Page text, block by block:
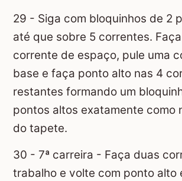
29 - Siga com bloquinhos de 2
até que sobre 5 correntes.
corrente de espaço, pule uma
base e faça ponto alto nas 4
restantes formando um
pontos altos exatamente como
do tapete.
30 - 7ª carreira - Faça duas
trabalho e volte com ponto alto